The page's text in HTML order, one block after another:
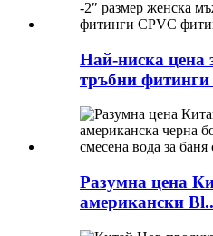
Най-ниска цена
тръбни фитинги
Разумна цена
американски